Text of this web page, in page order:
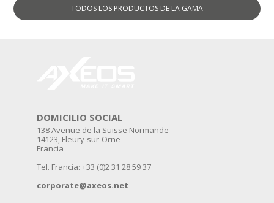
TODOS LOS PRODUCTOS DE LA GAMA
DOMICILIO SOCIAL
138 Avenue de la Suisse Normande
14123, Fleury-sur-Orne
Francia
Tel. Francia: +33 (0)2 31 28 59 37
corporate@axeos.net